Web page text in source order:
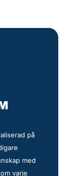
på
med
varje